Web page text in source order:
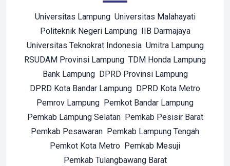
Universitas Lampung Universitas Malahayati
Politeknik Negeri Lampung
IIB Darmajaya
Universitas Teknokrat Indonesia Umitra Lampung
RSUDAM Provinsi Lampung TDM Honda Lampung
Bank Lampung
DPRD Provinsi Lampung
DPRD Kota Bandar Lampung DPRD Kota Metro
Pemrov Lampung Pemkot Bandar Lampung
Pemkab Lampung Selatan
Pemkab Pesisir Barat
Pemkab Pesawaran Pemkab Lampung Tengah
Pemkot Kota Metro Pemkab Mesuji
Pemkab Tulangbawang Barat